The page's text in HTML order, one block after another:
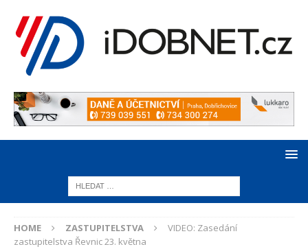
HOME ZASTUPITELSTVA
VIDEO: Zasedání
zastupitelstva Řevnic 23. května